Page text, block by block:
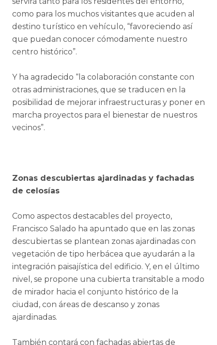
como para los muchos visitantes que acuden al
destino turístico en vehículo, “favoreciendo así
que puedan conocer cómodamente nuestro
centro histórico”.
Y ha agradecido “la colaboración constante con
otras administraciones, que se traducen en la
posibilidad de mejorar infraestructuras y poner en
marcha proyectos para el bienestar de nuestros
vecinos”.
Zonas descubiertas ajardinadas y fachadas
de celosías
Como aspectos destacables del proyecto,
Francisco Salado ha apuntado que en las zonas
descubiertas se plantean zonas ajardinadas con
vegetación de tipo herbácea que ayudarán a la
integración paisajística del edificio. Y, en el último
nivel, se propone una cubierta transitable a modo
de mirador hacia el conjunto histórico de la
ciudad, con áreas de descanso y zonas
ajardinadas.
También contará con fachadas abiertas de